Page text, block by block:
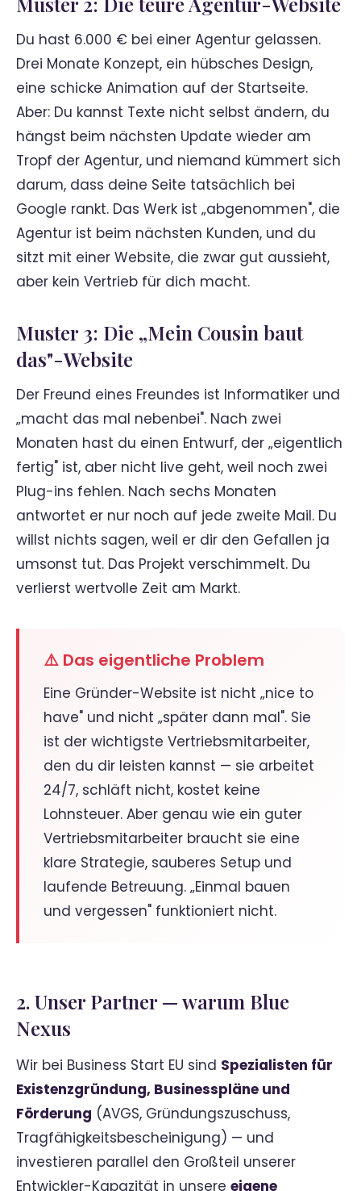
Du hast 6.000 € bei einer Agentur gelassen.
Drei Monate Konzept, ein hübsches Design,
eine schicke Animation auf der Startseite.
Aber: Du kannst Texte nicht selbst ändern, du
hängst beim nächsten Update wieder am
Tropf der Agentur, und niemand kümmert sich
darum, dass deine Seite tatsächlich bei
Google rankt. Das Werk ist „abgenommen", die
Agentur ist beim nächsten Kunden, und du
sitzt mit einer Website, die zwar gut aussieht,
aber kein Vertrieb für dich macht.
Muster 3: Die „Mein Cousin baut
das"-Website
Der Freund eines Freundes ist Informatiker und
„macht das mal nebenbei". Nach zwei
Monaten hast du einen Entwurf, der „eigentlich
fertig" ist, aber nicht live geht, weil noch zwei
Plug-ins fehlen. Nach sechs Monaten
antwortet er nur noch auf jede zweite Mail. Du
willst nichts sagen, weil er dir den Gefallen ja
umsonst tut. Das Projekt verschimmelt. Du
verlierst wertvolle Zeit am Markt.
⚠️ Das eigentliche Problem
Eine Gründer-Website ist nicht „nice to
have" und nicht „später dann mal". Sie
ist der wichtigste Vertriebsmitarbeiter,
den du dir leisten kannst — sie arbeitet
24/7, schläft nicht, kostet keine
Lohnsteuer. Aber genau wie ein guter
Vertriebsmitarbeiter braucht sie eine
klare Strategie, sauberes Setup und
laufende Betreuung. „Einmal bauen
und vergessen" funktioniert nicht.
2. Unser Partner — warum Blue
Nexus
Wir bei Business Start EU sind Spezialisten für
Existenzgründung, Businesspläne und
Förderung (AVGS, Gründungszuschuss,
Tragfähigkeitsbescheinigung) — und
investieren parallel den Großteil unserer
Entwickler-Kapazität in unsere eigene